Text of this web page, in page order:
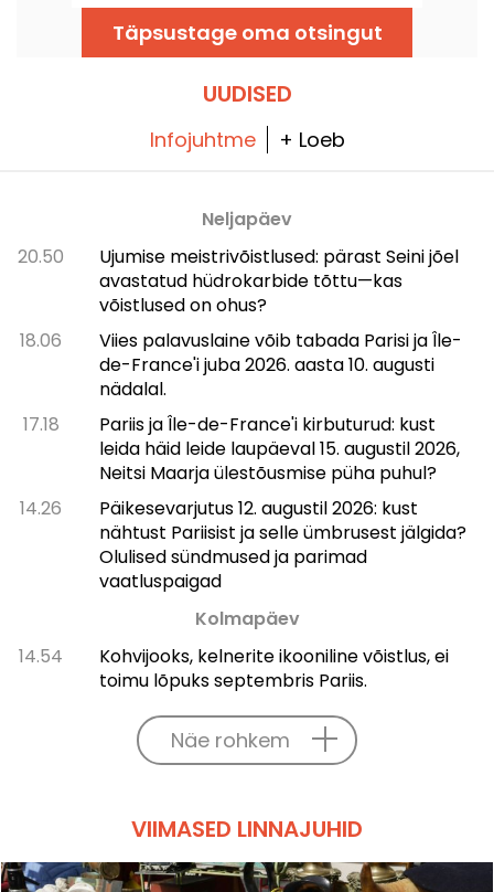
Täpsustage oma otsingut
UUDISED
Infojuhtme + Loeb
Neljapäev
20.50
Ujumise meistrivõistlused: pärast Seini jõel
avastatud hüdrokarbide tõttu—kas
võistlused on ohus?
18.06
Viies palavuslaine võib tabada Parisi ja Île-
de-France'i juba 2026. aasta 10. augusti
nädalal.
17.18
Pariis ja Île-de-France'i kirbuturud: kust
leida häid leide laupäeval 15. augustil 2026,
Neitsi Maarja ülestõusmise püha puhul?
14.26
Päikesevarjutus 12. augustil 2026: kust
nähtust Pariisist ja selle ümbrusest jälgida?
Olulised sündmused ja parimad
vaatluspaigad
Kolmapäev
14.54
Kohvijooks, kelnerite ikooniline võistlus, ei
toimu lõpuks septembris Pariis.
Näe rohkem
VIIMASED LINNAJUHID